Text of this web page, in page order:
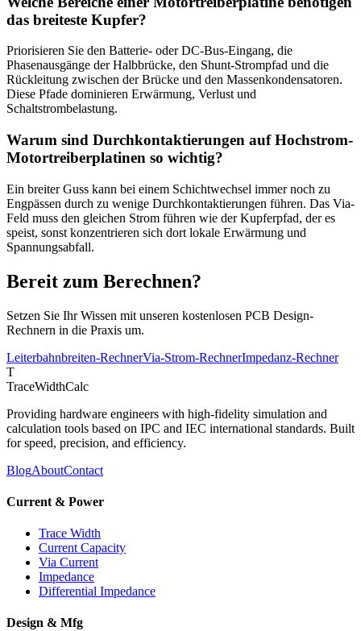
das breiteste Kupfer?
Priorisieren Sie den Batterie- oder DC-Bus-Eingang, die
Phasenausgänge der Halbbrücke, den Shunt-Strompfad und die
Rückleitung zwischen der Brücke und den Massenkondensatoren.
Diese Pfade dominieren Erwärmung, Verlust und
Schaltstrombelastung.
Warum sind Durchkontaktierungen auf Hochstrom-
Motortreiberplatinen so wichtig?
Ein breiter Guss kann bei einem Schichtwechsel immer noch zu
Engpässen durch zu wenige Durchkontaktierungen führen. Das Via-
Feld muss den gleichen Strom führen wie der Kupferpfad, der es
speist, sonst konzentrieren sich dort lokale Erwärmung und
Spannungsabfall.
Bereit zum Berechnen?
Setzen Sie Ihr Wissen mit unseren kostenlosen PCB Design-
Rechnern in die Praxis um.
Leiterbahnbreiten-RechnerVia-Strom-RechnerImpedanz-Rechner
T
TraceWidthCalc
Providing hardware engineers with high-fidelity simulation and
calculation tools based on IPC and IEC international standards. Built
for speed, precision, and efficiency.
BlogAboutContact
Current & Power
Trace Width
Current Capacity
Via Current
Impedance
Differential Impedance
Design & Mfg